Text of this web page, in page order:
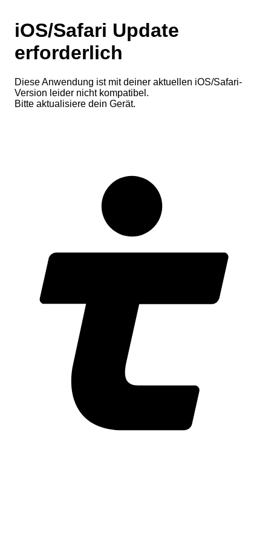
iOS/Safari Update
erforderlich
Diese Anwendung ist mit deiner aktuellen iOS/Safari-
Version leider nicht kompatibel.
Bitte aktualisiere dein Gerät.